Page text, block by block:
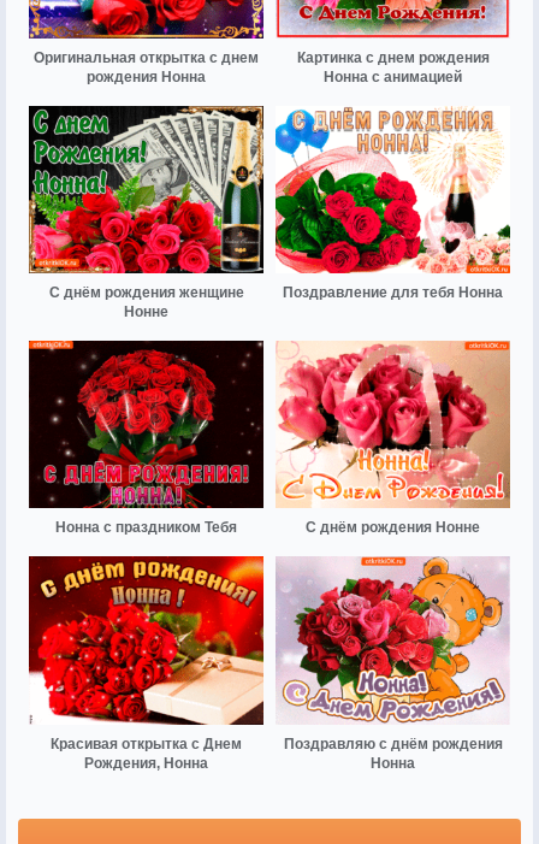
Оригинальная открытка с днем
рождения Нонна
Картинка с днем рождения
Нонна с анимацией
С днём рождения женщине
Нонне
Поздравление для тебя Нонна
Нонна с праздником Тебя С днём рождения Нонне
Красивая открытка с Днем
Рождения, Нонна
Поздравляю с днём рождения
Нонна